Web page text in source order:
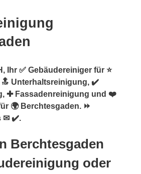
Ihr ✅ Gebäudereiniger für ⭐
Unterhaltsreinigung, ✔️
✚ Fassadenreinigung und ❤️
🌍 Berchtesgaden. ⏩
✉ ✔️.
Berchtesgaden
oder